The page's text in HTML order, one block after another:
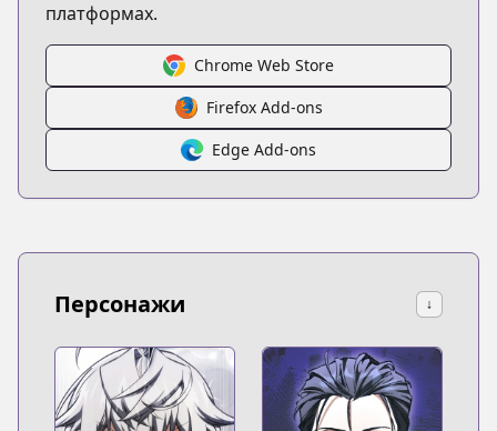
платформах.
Chrome Web Store
Firefox Add-ons
Edge Add-ons
Персонажи ↓